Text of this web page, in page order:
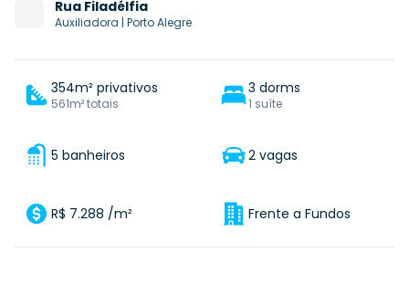
Rua Filadélfia
Auxiliadora | Porto Alegre
354m² privativos
561m² totais
3 dorms
1 suíte
5 banheiros 2 vagas
R$ 7.288 /m² Frente a Fundos